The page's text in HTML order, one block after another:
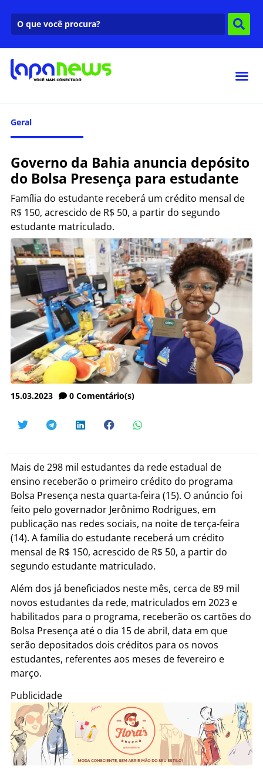
Geral
Governo da Bahia anuncia depósito
do Bolsa Presença para estudante
Família do estudante receberá um crédito mensal de
R$ 150, acrescido de R$ 50, a partir do segundo
estudante matriculado.
15.03.2023 0 Comentário(s)
Mais de 298 mil estudantes da rede estadual de
ensino receberão o primeiro crédito do programa
Bolsa Presença nesta quarta-feira (15). O anúncio foi
feito pelo governador Jerônimo Rodrigues, em
publicação nas redes sociais, na noite de terça-feira
(14). A família do estudante receberá um crédito
mensal de R$ 150, acrescido de R$ 50, a partir do
segundo estudante matriculado.
Além dos já beneficiados neste mês, cerca de 89 mil
novos estudantes da rede, matriculados em 2023 e
habilitados para o programa, receberão os cartões do
Bolsa Presença até o dia 15 de abril, data em que
serão depositados dois créditos para os novos
estudantes, referentes aos meses de fevereiro e
março.
Publicidade